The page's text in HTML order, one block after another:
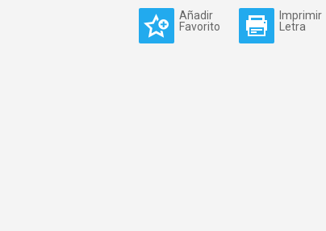
Añadir
Favorito
Imprimir
Letra